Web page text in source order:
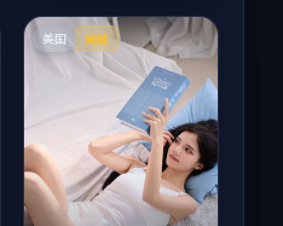
美国 完结